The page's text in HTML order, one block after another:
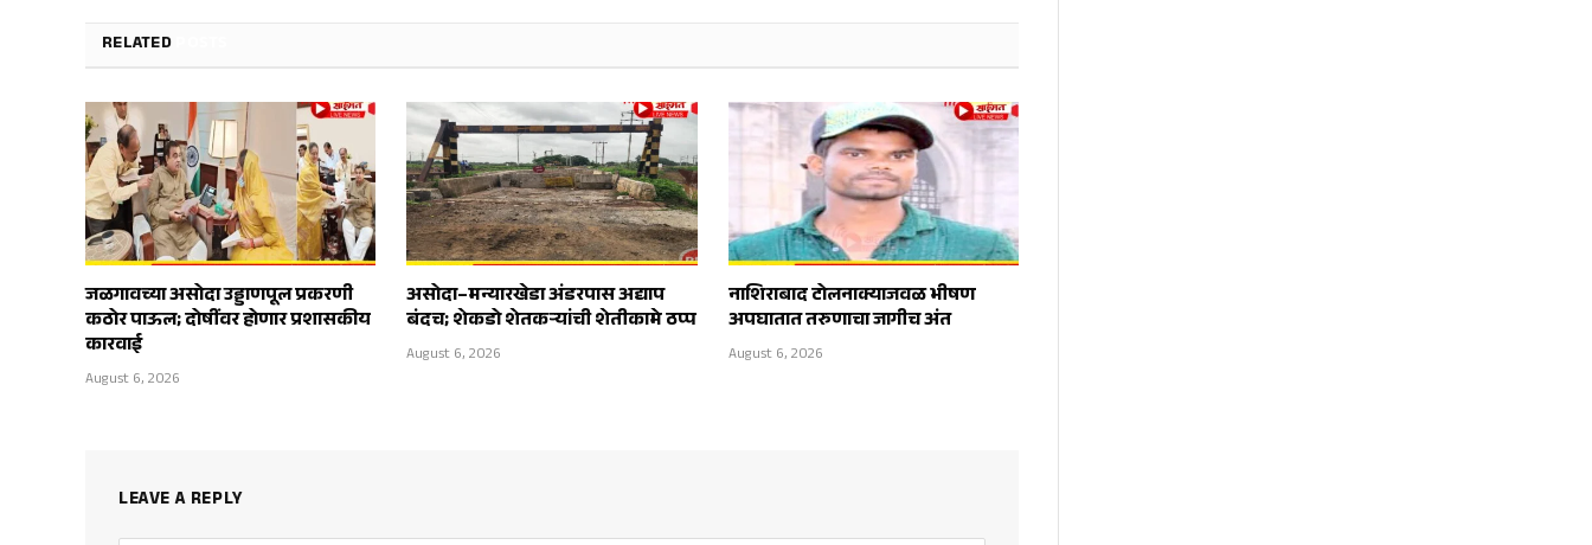
RELATED
जळगावच्या असोदा उड्डाणपूल प्रकरणी
कठोर पाऊल; दोषींवर होणार प्रशासकीय
कारवाई
August 6, 2026
असोदा–मन्यारखेडा अंडरपास अद्याप
बंदच; शेकडो शेतकऱ्यांची शेतीकामे ठप्प
August 6, 2026
नाशिराबाद टोलनाक्याजवळ भीषण
अपघातात तरुणाचा जागीच अंत
August 6, 2026
LEAVE A REPLY